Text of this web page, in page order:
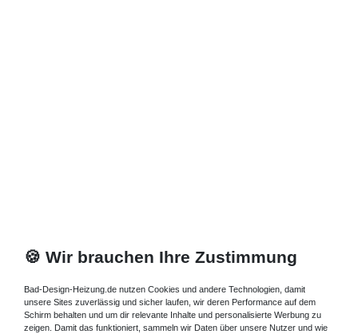
🍪 Wir brauchen Ihre Zustimmung
Bad-Design-Heizung.de nutzen Cookies und andere Technologien, damit
unsere Sites zuverlässig und sicher laufen, wir deren Performance auf dem
Schirm behalten und um dir relevante Inhalte und personalisierte Werbung zu
zeigen. Damit das funktioniert, sammeln wir Daten über unsere Nutzer und wie